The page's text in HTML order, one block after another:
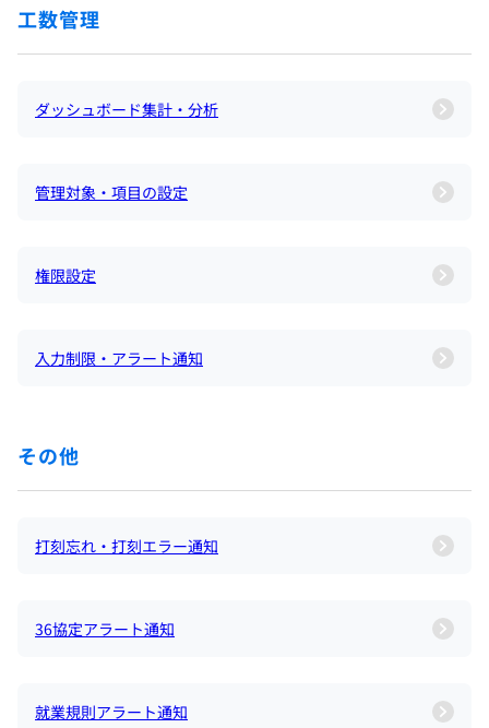
工数管理
ダッシュボード集計・分析
管理対象・項目の設定
権限設定
入力制限・アラート通知
その他
打刻忘れ・打刻エラー通知
36協定アラート通知
就業規則アラート通知